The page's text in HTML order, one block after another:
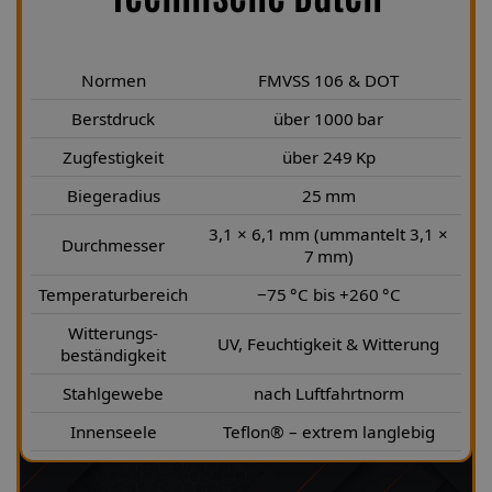
Normen
FMVSS 106 & DOT
Berstdruck
über 1000 bar
Zugfestigkeit
über 249 Kp
Biegeradius
25 mm
Durchmesser
3,1 × 6,1 mm (ummantelt 3,1 ×
7 mm)
Temperaturbereich
−75 °C bis +260 °C
Witterungs-
beständigkeit
UV, Feuchtigkeit & Witterung
Stahlgewebe
nach Luftfahrtnorm
Innenseele
Teflon® – extrem langlebig